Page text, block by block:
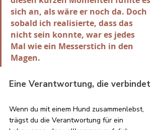
sich an, als wäre er noch da. Doch
sobald ich realisierte, dass das
nicht sein konnte, war es jedes
Mal wie ein Messerstich in den
Magen.
Eine Verantwortung, die verbindet
Wenn du mit einem Hund zusammenlebst,
trägst du die Verantwortung für ein